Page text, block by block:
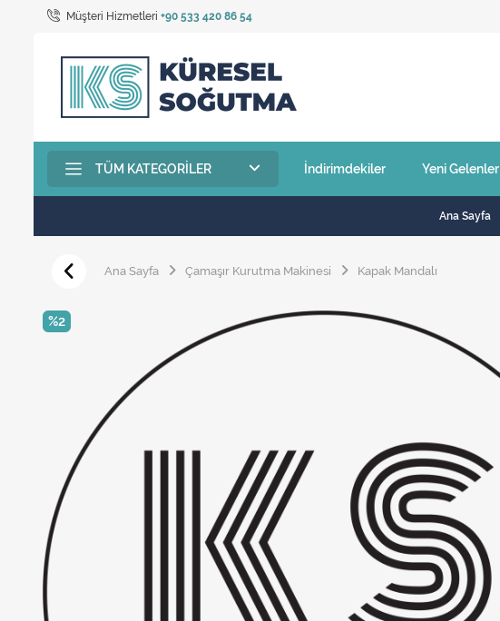
Müşteri Hizmetleri +90 533 420 86 54
TÜM KATEGORILER İndirimdekiler Yeni Gelenler
Ana Sayfa
Ana Sayfa Çamaşır Kurutma Makinesi Kapak Mandalı
%2